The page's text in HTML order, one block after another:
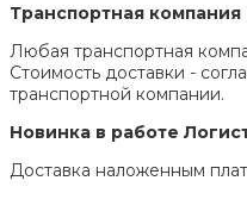
Транспортная компания
Любая транспортная
Стоимость доставки -
транспортной компании.
Новинка в работе
Доставка наложенным